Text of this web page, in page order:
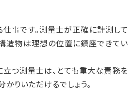
事です。測量士が正確に計測して
造物は理想の位置に鎮座できてい
つ測量士は、とても重大な責務を
りいただけるでしょう。